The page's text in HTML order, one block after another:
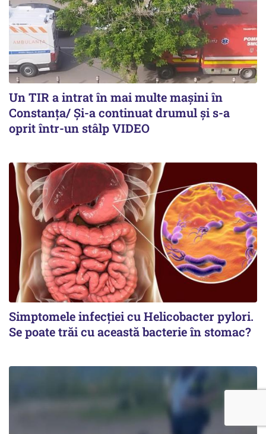
Un TIR a intrat în mai multe mașini în
Constanța/ Și-a continuat drumul și s-a
oprit într-un stâlp VIDEO
Simptomele infecției cu Helicobacter pylori.
Se poate trăi cu această bacterie în stomac?